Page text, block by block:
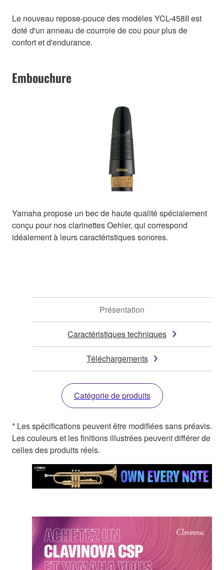
Le nouveau repose-pouce des modèles YCL-458II est
doté d'un anneau de courroie de cou pour plus de
confort et d'endurance.
Embouchure
Yamaha propose un bec de haute qualité spécialement
conçu pour nos clarinettes Oehler, qui correspond
idéalement à leurs caractéristiques sonores.
Présentation
Caractéristiques techniques
Téléchargements
Catégorie de produits
* Les spécifications peuvent être modifiées sans préavis.
Les couleurs et les finitions illustrées peuvent différer de
celles des produits réels.